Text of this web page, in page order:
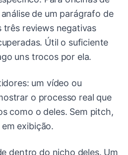
de um parágrafo de
três reviews negativas
Útil o suficiente
uns trocos por ela.
um vídeo ou
o processo real que
como o deles. Sem pitch,
exibição.
dentro do nicho deles. Um